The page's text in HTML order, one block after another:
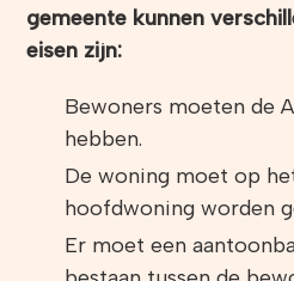
gemeente kunnen
eisen zijn:
Bewoners moeten de
hebben.
De woning moet op
hoofdwoning worden
Er moet een